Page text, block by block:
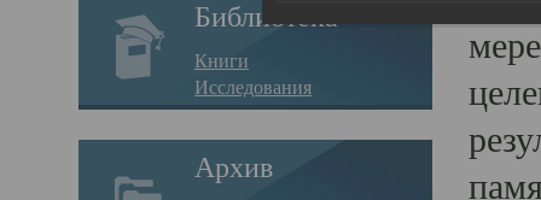
Библиотека
Книги
Исследования
Архив